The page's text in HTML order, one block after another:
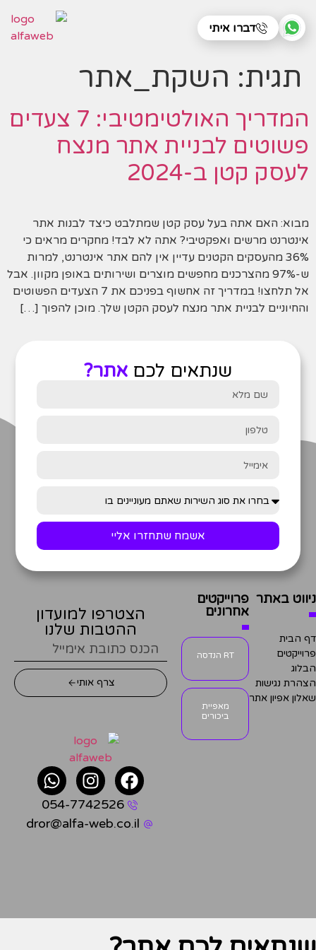
דברו איתי
תגית: השקת_אתר
המדריך האולטימטיבי: 7 צעדים
פשוטים לבניית אתר מנצח
לעסק קטן ב-2024
מבוא: האם אתה בעל עסק קטן שמתלבט כיצד לבנות אתר
אינטרנט מרשים ואפקטיבי? אתה לא לבד! מחקרים מראים כי
36% מהעסקים הקטנים עדיין אין להם אתר אינטרנט, למרות
ש-97% מהצרכנים מחפשים מוצרים ושירותים באופן מקוון. אבל
אל תלחצו! במדריך זה אחשוף בפניכם את 7 הצעדים הפשוטים
והחיוניים לבניית אתר מנצח לעסק הקטן שלך. מוכן להפוך […]
שנתאים לכם אתר?
אשמח שתחזרו אליי
ניווט באתר
דף הבית
פרוייקטים
הבלוג
הצהרת נגישות
שאלון אפיון אתר
פרוייקטים
אחרונים
RT הנדסה
מאפיית
ביכורים
הצטרפו למועדון
ההטבות שלנו
צרף אותי
054-7742526
dror@alfa-web.co.il